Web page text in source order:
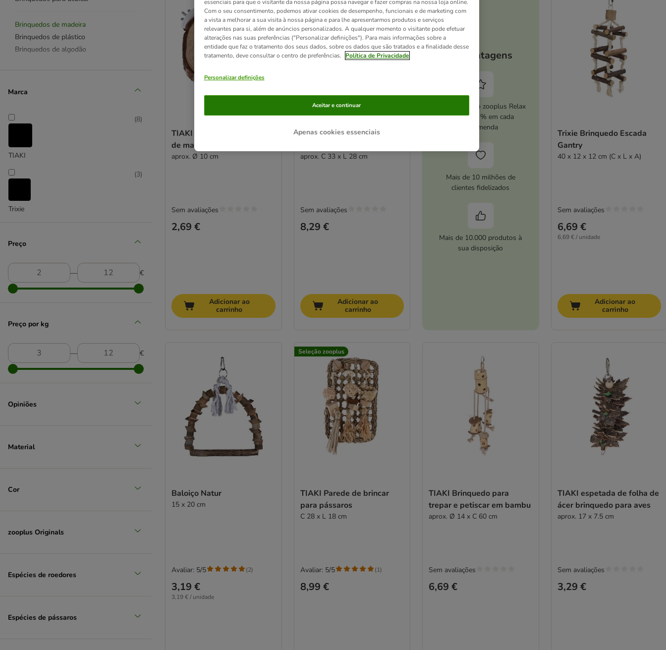
Brinquedos de madeira
Brinquedos de plástico
Brinquedos de algodão
Marca
TIAKI
(8)
Trixie
(3)
Preço
― €
Preço por kg
― €
Opiniões
Material
Cor
zooplus Originals
Espécies de roedores
Espécies de pássaros
TIAKI plataforma redonda
de madeira com casca
aprox. Ø 10 cm
2,69 €
Sem avaliações
Adicionar ao
carrinho
TIAKI Robot Man Brinquedo
aprox. C 33 x L 28 cm
8,29 €
Sem avaliações
Adicionar ao
carrinho
As vantagens
Ative o serviço zooplus Relax
e poupe 5 % em cada
encomenda
Mais de 10 milhões de
clientes fidelizados
Mais de 10.000 produtos à
sua disposição
Trixie Brinquedo Escada
Gantry
40 x 12 x 12 cm (C x L x A)
6,69 €
6,69 € / unidade
Sem avaliações
Adicionar ao
carrinho
Baloiço Natur
15 x 20 cm
3,19 €
3,19 € / unidade
Avaliar: 5/5 (2)
Seleção zooplus
TIAKI Parede de brincar
para pássaros
C 28 x L 18 cm
8,99 €
Avaliar: 5/5 (1)
TIAKI Brinquedo para
trepar e petiscar em bambu
aprox. Ø 14 x C 60 cm
6,69 €
Sem avaliações
TIAKI espetada de folha de
ácer brinquedo para aves
aprox. 17 x 7.5 cm
3,29 €
Sem avaliações
essenciais para que o visitante da nossa página possa navegar e fazer compras na nossa loja online.
Com o seu consentimento, podemos ativar cookies de desempenho, funcionais e de marketing com
a vista a melhorar a sua visita à nossa página e para lhe apresentarmos produtos e serviços
relevantes para si, além de anúncios personalizados. A qualquer momento o visitante pode efetuar
alterações nas suas preferências ("Personalizar definições"). Para mais informações sobre a
entidade que faz o tratamento dos seus dados, sobre os dados que são tratados e a finalidade desse
tratamento, deve consultar o centro de preferências.
Política de Privacidade
Personalizar definições
Apenas cookies essenciais
Aceitar e continuar